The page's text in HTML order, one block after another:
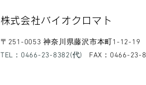
​株式会社バイオクロマト​
​〒251-0053 神奈川県藤沢市本町1-12-19
​TEL：0466-23-8382(代)
​FAX：0466-23-